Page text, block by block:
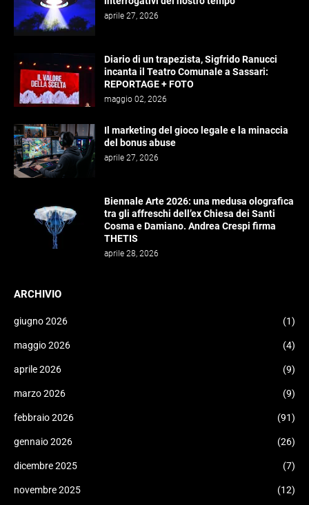
aprile 27, 2026
Diario di un trapezista, Sigfrido Ranucci
incanta il Teatro Comunale a Sassari:
REPORTAGE + FOTO
maggio 02, 2026
Il marketing del gioco legale e la minaccia
del bonus abuse
aprile 27, 2026
Biennale Arte 2026: una medusa olografica
tra gli affreschi dell’ex Chiesa dei Santi
Cosma e Damiano. Andrea Crespi firma
THETIS
aprile 28, 2026
ARCHIVIO
giugno 2026 (1)
maggio 2026 (4)
aprile 2026 (9)
marzo 2026 (9)
febbraio 2026 (91)
gennaio 2026 (26)
dicembre 2025 (7)
novembre 2025 (12)